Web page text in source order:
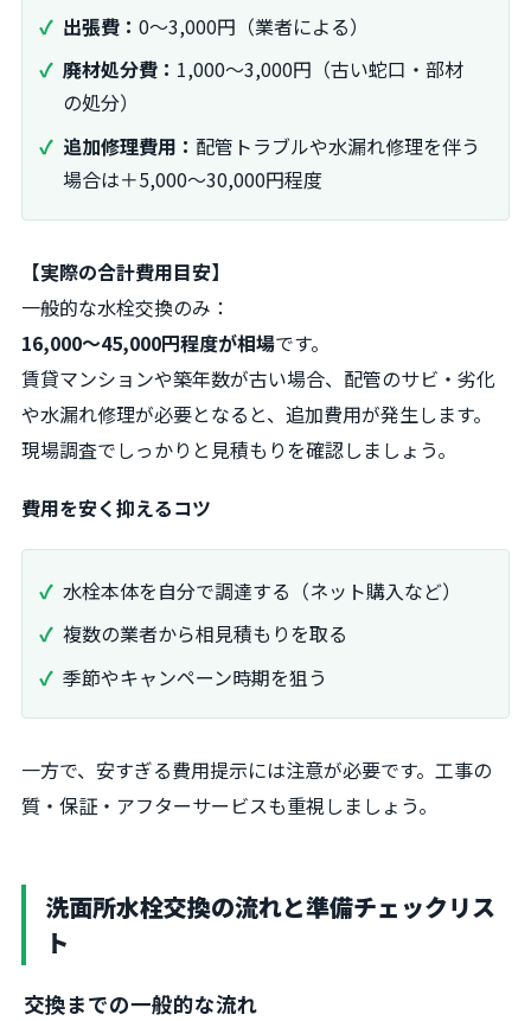
出張費： 0～3,000円（業者による）
廃材処分費： 1,000～3,000円（古い蛇口・部材
の処分）
追加修理費用： 配管トラブルや水漏れ修理を伴う
場合は＋5,000～30,000円程度
【実際の合計費用目安】
一般的な水栓交換のみ：
16,000～45,000円程度が相場です。
賃貸マンションや築年数が古い場合、配管のサビ・劣化
や水漏れ修理が必要となると、追加費用が発生します。
現場調査でしっかりと見積もりを確認しましょう。
費用を安く抑えるコツ
水栓本体を自分で調達する（ネット購入など）
複数の業者から相見積もりを取る
季節やキャンペーン時期を狙う
一方で、安すぎる費用提示には注意が必要です。工事の
質・保証・アフターサービスも重視しましょう。
洗面所水栓交換の流れと準備チェックリス
ト
交換までの一般的な流れ